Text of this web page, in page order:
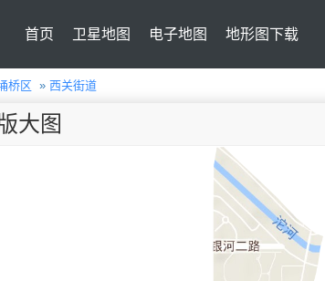
首页 卫星地图 电子地图 地形图下载
桥区 » 西关街道
大图